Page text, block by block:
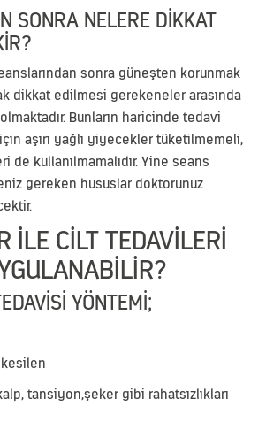
SONRA NELERE DIKKAT
sonra güneşten korunmak
dikkat edilmesi gerekeneler arasında
Bunların haricinde tedavi
için aşırı yağlı yiyecekler tüketilmemeli,
de kullanılmamalıdır. Yine seans
gereken hususlar doktorunuz
ILE CILT TEDAVILERI
YÖNTEMI;
tansiyon,şeker gibi rahatsızlıkları